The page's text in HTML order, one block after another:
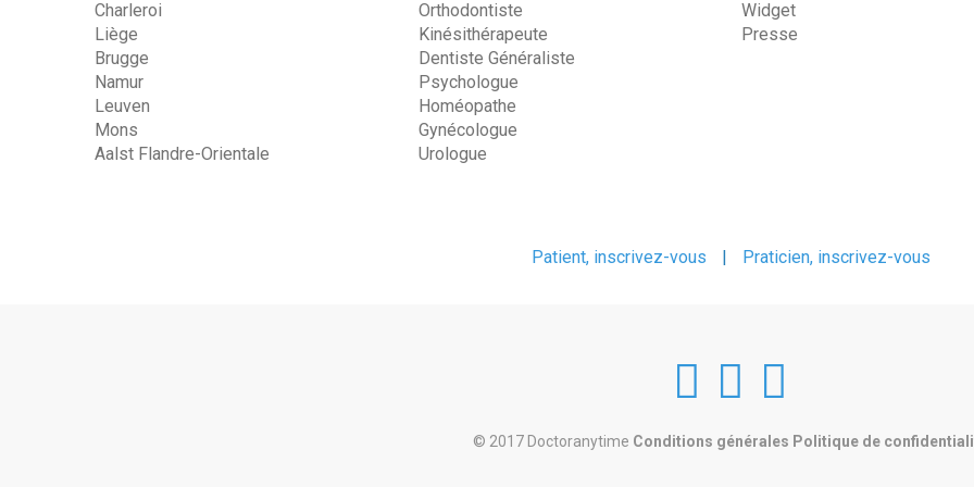
Charleroi
Liège
Brugge
Namur
Leuven
Mons
Aalst Flandre-Orientale
Orthodontiste
Kinésithérapeute
Dentiste Généraliste
Psychologue
Homéopathe
Gynécologue
Urologue
Widget
Presse
Patient, inscrivez-vous Praticien, inscrivez-vous
DoctorAnyTime
atatat
© 2017 Doctoranytime Conditions générales Politique de